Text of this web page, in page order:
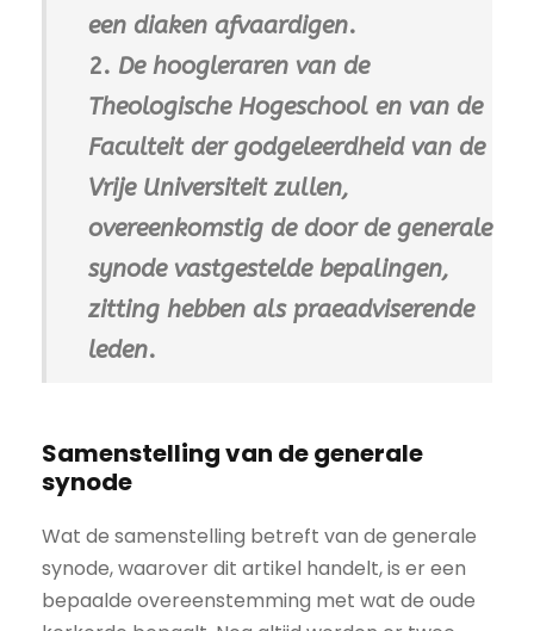
een diaken afvaardigen.
2. De hoogleraren van de
Theologische Hogeschool en van de
Faculteit der godgeleerdheid van de
Vrije Universiteit zullen,
overeenkomstig de door de generale
synode vastgestelde bepalingen,
zitting hebben als praeadviserende
leden.
Samenstelling van de generale
synode
Wat de samenstelling betreft van de generale
synode, waarover dit artikel handelt, is er een
bepaalde overeenstemming met wat de oude